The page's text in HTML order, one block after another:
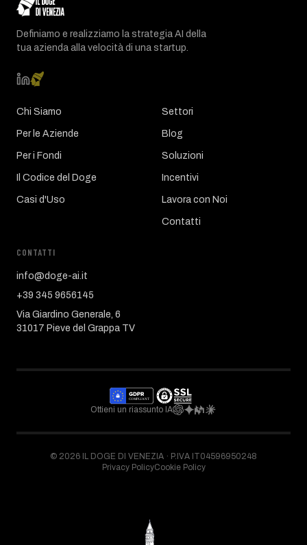
Definiamo e realizziamo la strategia AI della
tua azienda alla velocità di una startup.
Chi Siamo
Per le Aziende
Per i Fondi
Il Codice del Doge
Casi d'Uso
Settori
Blog
Soluzioni
Incentivi
Lavora con Noi
Contatti
CONTATTI
info@doge-ai.it
+39 345 9656145
Via Giardino Generale, 6
31017 Pieve del Grappa TV
Ottieni un riassunto IA
© 2026 IL DOGE DI VENEZIA · P.IVA IT04596950248
Privacy PolicyCookie Policy